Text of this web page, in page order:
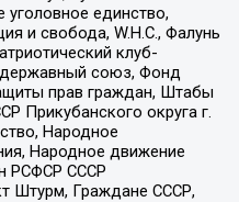
уголовное единство,
и свобода, W.H.С., Фалунь
клуб-
союз, Фонд
прав граждан, Штабы
Прикубанского округа г.
Народное
Народное движение
РСФСР СССР
Штурм, Граждане СССР,